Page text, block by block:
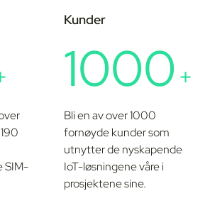
SIM-
Kunder
1000+
Bli en av over 1000
fornøyde kunder som
utnytter de nyskapende
IoT-løsningene våre i
prosjektene sine.